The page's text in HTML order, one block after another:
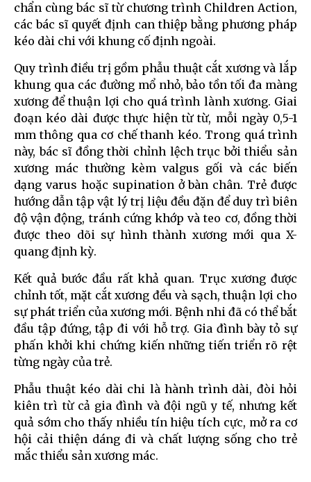
chẩn cùng bác sĩ từ chương trình Children Action,
các bác sĩ quyết định can thiệp bằng phương pháp
kéo dài chi với khung cố định ngoài.
Quy trình điều trị gồm phẫu thuật cắt xương và lắp
khung qua các đường mổ nhỏ, bảo tồn tối đa màng
xương để thuận lợi cho quá trình lành xương. Giai
đoạn kéo dài được thực hiện từ từ, mỗi ngày 0,5-1
mm thông qua cơ chế thanh kéo. Trong quá trình
này, bác sĩ đồng thời chỉnh lệch trục bởi thiểu sản
xương mác thường kèm valgus gối và các biến
dạng varus hoặc supination ở bàn chân. Trẻ được
hướng dẫn tập vật lý trị liệu đều đặn để duy trì biên
độ vận động, tránh cứng khớp và teo cơ, đồng thời
được theo dõi sự hình thành xương mới qua X-
quang định kỳ.
Kết quả bước đầu rất khả quan. Trục xương được
chỉnh tốt, mặt cắt xương đều và sạch, thuận lợi cho
sự phát triển của xương mới. Bệnh nhi đã có thể bắt
đầu tập đứng, tập đi với hỗ trợ. Gia đình bày tỏ sự
phấn khởi khi chứng kiến những tiến triển rõ rệt
từng ngày của trẻ.
Phẫu thuật kéo dài chi là hành trình dài, đòi hỏi
kiên trì từ cả gia đình và đội ngũ y tế, nhưng kết
quả sớm cho thấy nhiều tín hiệu tích cực, mở ra cơ
hội cải thiện dáng đi và chất lượng sống cho trẻ
mắc thiểu sản xương mác.